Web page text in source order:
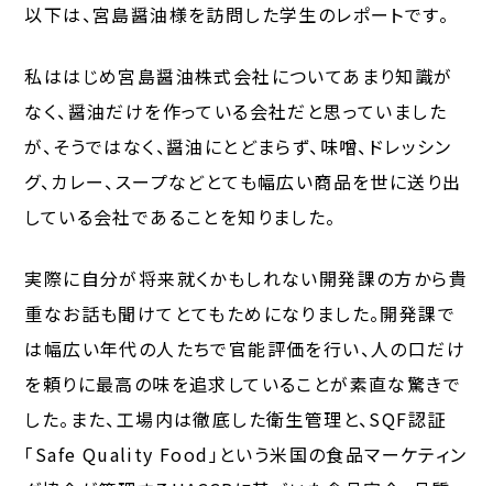
以下は、宮島醤油様を訪問した学生のレポートです。
私ははじめ宮島醤油株式会社についてあまり知識が
なく、醤油だけを作っている会社だと思っていました
が、そうではなく、醤油にとどまらず、味噌、ドレッシン
グ、カレー、スープなどとても幅広い商品を世に送り出
している会社であることを知りました。
実際に自分が将来就くかもしれない開発課の方から貴
重なお話も聞けてとてもためになりました。開発課で
は幅広い年代の人たちで官能評価を行い、人の口だけ
を頼りに最高の味を追求していることが素直な驚きで
した。また、工場内は徹底した衛生管理と、SQF認証
「Safe Quality Food」という米国の食品マーケティン